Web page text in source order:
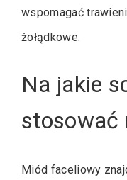
wspomagać
żołądkowe.
Na jakie
stosować
Miód faceliowy